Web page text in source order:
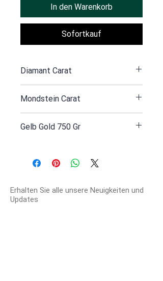
In den Warenkorb
Sofortkauf
Diamant Carat
Mondstein Carat
Gelb Gold 750 Gr
Erhalten Sie alle unsere Neuigkeiten und
Updates